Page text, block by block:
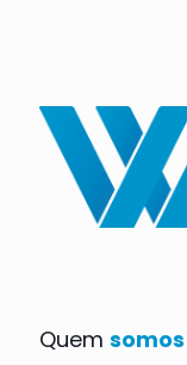
Quem somos